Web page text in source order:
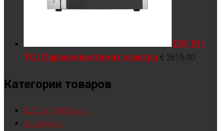
EKF 511
TC | Пароконвектомат электро € 2615.00
Категории товаров
EVOLUTION Snack
Аксесуари